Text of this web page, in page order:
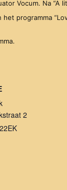
Vocum. Na “A
programma
2